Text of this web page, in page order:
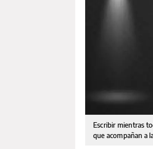
Escribir mientras
que acompañan a